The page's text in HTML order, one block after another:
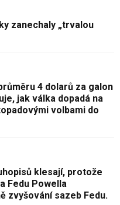
zanechaly „trvalou
4 dolarů za galon
jak válka dopadá na
volbami do
klesají, protože
Fedu Powella
zvyšování sazeb Fedu.